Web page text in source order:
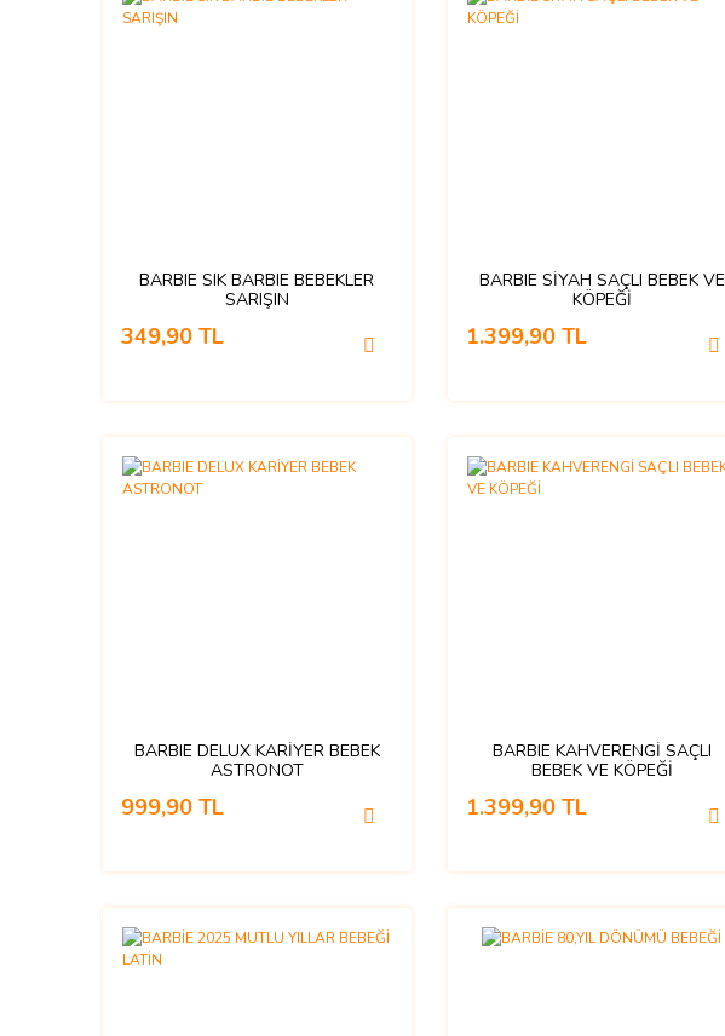
BARBIE SIK BARBIE BEBEKLER
SARIŞIN
349,90 TL
BARBIE SİYAH SAÇLI BEBEK VE
KÖPEĞİ
1.399,90 TL
BARBIE DELUX KARİYER BEBEK
ASTRONOT
999,90 TL
BARBIE KAHVERENGİ SAÇLI
BEBEK VE KÖPEĞİ
1.399,90 TL